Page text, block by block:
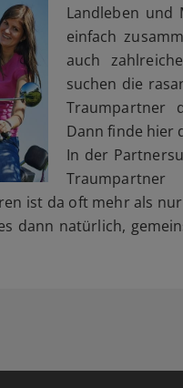
Landleben und
einfach
auch
suchen die
Traumpartner
Dann finde hier
In der
ist da oft mehr als
dann natürlich,